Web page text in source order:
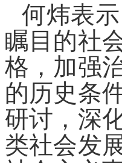
何炜表
瞩目的社
格，加强
的历史条
研讨，深
类社会发